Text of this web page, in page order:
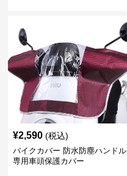
¥2,590 (税込)
バイクカバー 防水防塵ハンドル
専用車頭保護カバー